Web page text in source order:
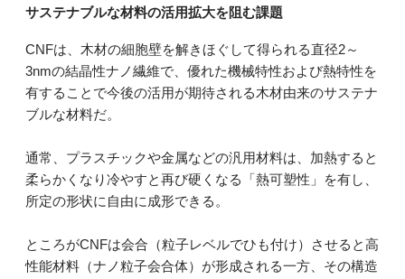
サステナブルな材料の活用拡大を阻む課題
CNFは、木材の細胞壁を解きほぐして得られる直径2～
3nmの結晶性ナノ繊維で、優れた機械特性および熱特性を
有することで今後の活用が期待される木材由来のサステナ
ブルな材料だ。
通常、プラスチックや金属などの汎用材料は、加熱すると
柔らかくなり冷やすと再び硬くなる「熱可塑性」を有し、
所定の形状に自由に成形できる。
ところがCNFは会合（粒子レベルでひも付け）させると高
性能材料（ナノ粒子会合体）が形成される一方、その構造